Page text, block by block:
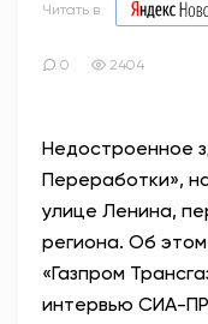
Читать в
0 2404
Недостроенное
Переработки»,
улице Ленина,
региона. Об
«Газпром
интервью СИА-